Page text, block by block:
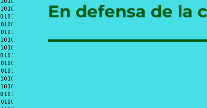
Entrada
En defensa de la